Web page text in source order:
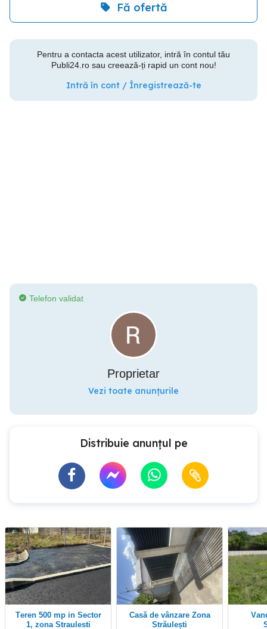
Fă ofertă
Pentru a contacta acest utilizator, intră în contul tău
Publi24.ro sau creează-ți rapid un cont nou!
Intră în cont / Înregistrează-te
Telefon validat
Proprietar
Vezi toate anunțurile
Distribuie anunțul pe
Teren 500 mp in Sector
1, zona Straulesti
Casă de vânzare Zona
Străulești
Vand teren zona